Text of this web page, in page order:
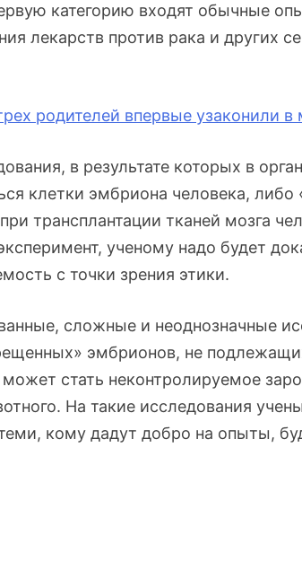
категорию входят обычные
лекарств против рака и других
родителей впервые узаконили в
в результате которых в
клетки эмбриона человека, либо
трансплантации тканей мозга
ученому надо будет
с точки зрения этики.
сложные и неоднозначные
эмбрионов, не
стать неконтролируемое
На такие исследования
кому дадут добро на опыты,